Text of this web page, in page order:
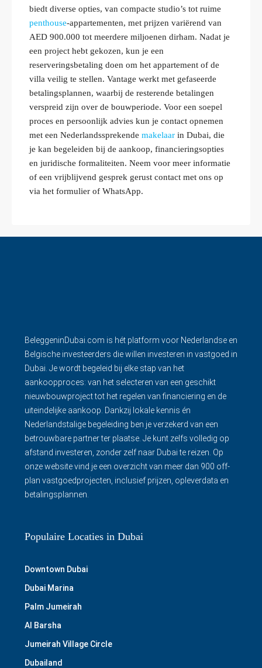
biedt diverse opties, van compacte studio’s tot ruime
penthouse-appartementen, met prijzen variërend van
AED 900.000 tot meerdere miljoenen dirham. Nadat je
een project hebt gekozen, kun je een
reserveringsbetaling doen om het appartement of de
villa veilig te stellen. Vantage werkt met gefaseerde
betalingsplannen, waarbij de resterende betalingen
verspreid zijn over de bouwperiode. Voor een soepel
proces en persoonlijk advies kun je contact opnemen
met een Nederlandssprekende makelaar in Dubai, die
je kan begeleiden bij de aankoop, financieringsopties
en juridische formaliteiten. Neem voor meer informatie
of een vrijblijvend gesprek gerust contact met ons op
via het formulier of WhatsApp.
BeleggeninDubai.com is hét platform voor Nederlandse en
Belgische investeerders die willen investeren in vastgoed in
Dubai. Je wordt begeleid bij elke stap van het
aankoopproces: van het selecteren van een geschikt
nieuwbouwproject tot het regelen van financiering en de
uiteindelijke aankoop. Dankzij lokale kennis én
Nederlandstalige begeleiding ben je verzekerd van een
betrouwbare partner ter plaatse. Je kunt zelfs volledig op
afstand investeren, zonder zelf naar Dubai te reizen. Op
onze website vind je een overzicht van meer dan 900 off-
plan vastgoedprojecten, inclusief prijzen, opleverdata en
betalingsplannen.
Populaire Locaties in Dubai
Downtown Dubai
Dubai Marina
Palm Jumeirah
Al Barsha
Jumeirah Village Circle
Dubailand